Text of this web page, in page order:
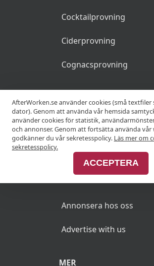
Cocktailprovning
Ciderprovning
Cognacsprovning
KRÖGARE
Anslut din restaurang
Annonsera hos oss
Advertise with us
MER
AfterWorken.se använder cookies (små textfiler
dator). Genom att använda vår hemsida
använder cookies för statistik,
och annonser. Genom att fortsätta använda vår
godkänner du vår sekretesspolicy. Läs mer om
sekretesspolicy.
ACCEPTERA